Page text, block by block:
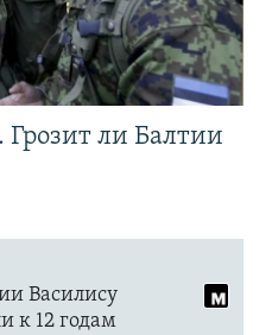
ли Балтии